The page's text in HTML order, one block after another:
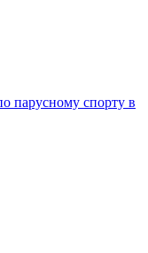
парусному спорту в